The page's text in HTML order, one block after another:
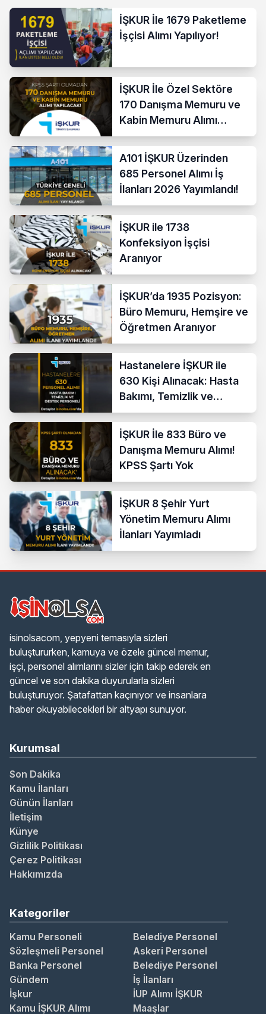
İŞKUR İle 1679 Paketleme
İşçisi Alımı Yapılıyor!
İŞKUR İle Özel Sektöre
170 Danışma Memuru ve
Kabin Memuru Alımı
Başladı
A101 İŞKUR Üzerinden
685 Personel Alımı İş
İlanları 2026 Yayımlandı!
İŞKUR ile 1738
Konfeksiyon İşçisi
Aranıyor
İŞKUR’da 1935 Pozisyon:
Büro Memuru, Hemşire ve
Öğretmen Aranıyor
Hastanelere İŞKUR ile
630 Kişi Alınacak: Hasta
Bakımı, Temizlik ve
Destek Personeli
İŞKUR İle 833 Büro ve
Danışma Memuru Alımı!
KPSS Şartı Yok
İŞKUR 8 Şehir Yurt
Yönetim Memuru Alımı
İlanları Yayımladı
isinolsacom, yepyeni temasıyla sizleri
buluştururken, kamuya ve özele güncel memur,
işçi, personel alımlarını sizler için takip ederek en
güncel ve son dakika duyurularla sizleri
buluşturuyor. Şatafattan kaçınıyor ve insanlara
haber okuyabilecekleri bir altyapı sunuyor.
Kurumsal
Son Dakika
Kamu İlanları
Günün İlanları
İletişim
Künye
Gizlilik Politikası
Çerez Politikası
Hakkımızda
Kategoriler
Kamu Personeli
Belediye Personel
Sözleşmeli Personel
Askeri Personel
Banka Personel
Belediye Personel
Gündem
İş İlanları
İşkur
İUP Alımı İŞKUR
Kamu İŞKUR Alımı
Maaşlar